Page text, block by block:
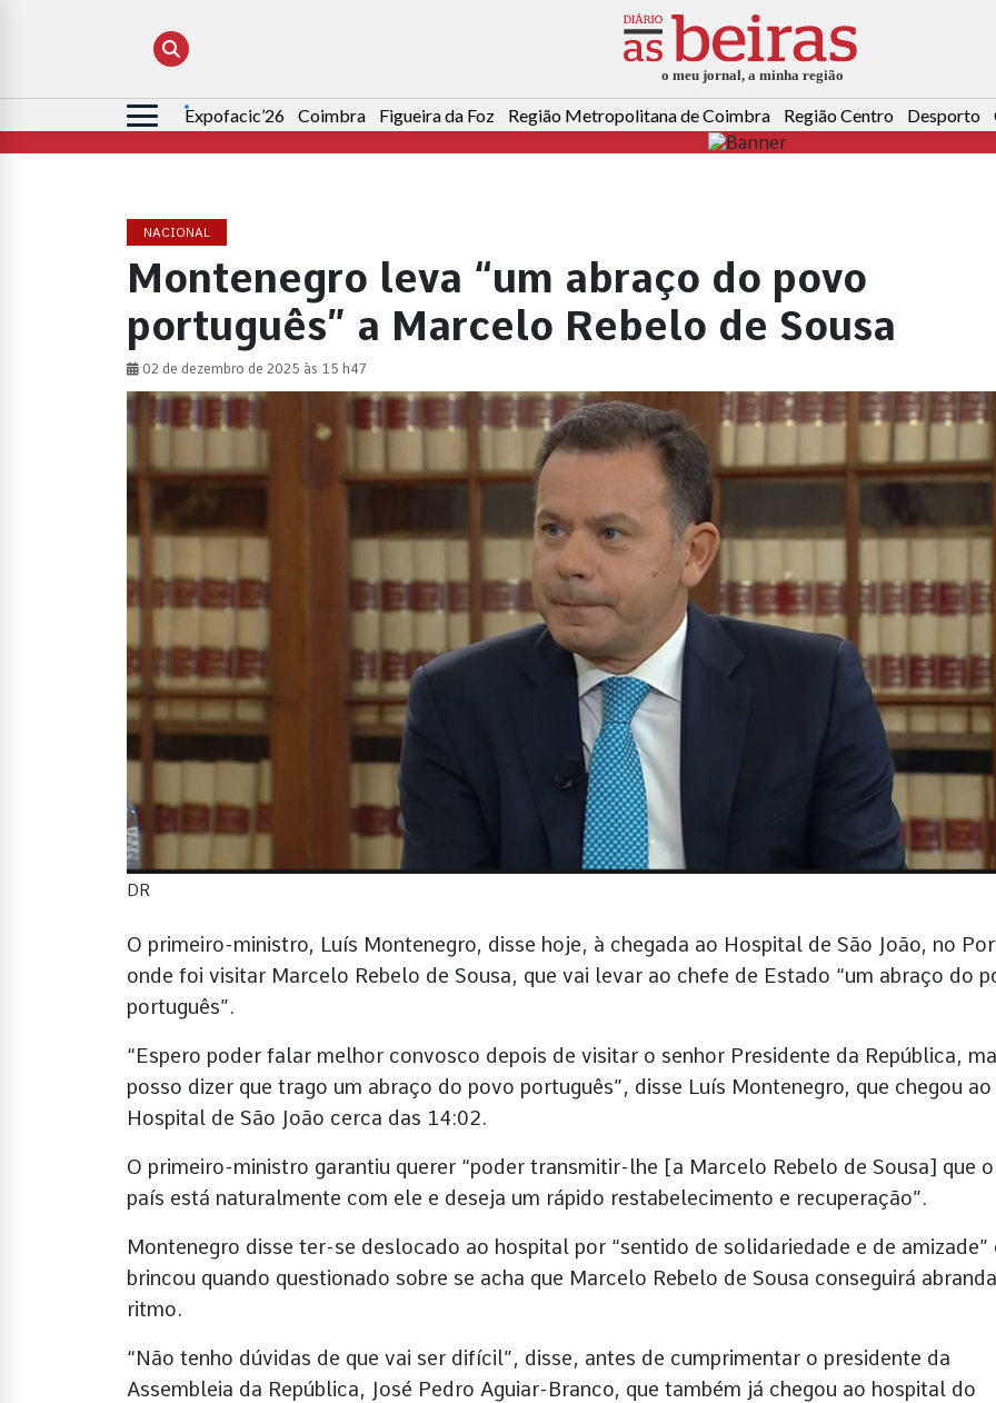
Pesquisar
por:
Expofacic’26 Coimbra Figueira da Foz Região Metropolitana de Coimbra Região Centro Desporto
NACIONAL
Montenegro leva “um abraço do povo
português” a Marcelo Rebelo de Sousa
02 de dezembro de 2025 às 15 h47
DR
O primeiro-ministro, Luís Montenegro, disse hoje, à chegada ao Hospital de São João, no
onde foi visitar Marcelo Rebelo de Sousa, que vai levar ao chefe de Estado “um abraço do
português”.
“Espero poder falar melhor convosco depois de visitar o senhor Presidente da República,
posso dizer que trago um abraço do povo português”, disse Luís Montenegro, que chegou ao
Hospital de São João cerca das 14:02.
O primeiro-ministro garantiu querer “poder transmitir-lhe [a Marcelo Rebelo de Sousa] que o
país está naturalmente com ele e deseja um rápido restabelecimento e recuperação”.
Montenegro disse ter-se deslocado ao hospital por “sentido de solidariedade e de amizade”
brincou quando questionado sobre se acha que Marcelo Rebelo de Sousa conseguirá
ritmo.
“Não tenho dúvidas de que vai ser difícil”, disse, antes de cumprimentar o presidente da
Assembleia da República, José Pedro Aguiar-Branco, que também já chegou ao hospital do